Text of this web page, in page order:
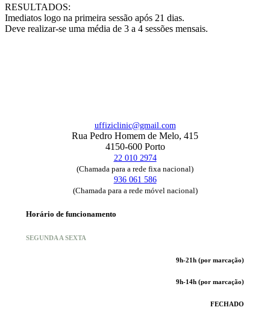
RESULTADOS:
Imediatos logo na primeira sessão após 21 dias.
Deve realizar-se uma média de 3 a 4 sessões mensais.
uffiziclinic@gmail.com
Rua Pedro Homem de Melo, 415
4150-600 Porto
22 010 2974
(Chamada para a rede fixa nacional)
936 061 586
(Chamada para a rede móvel nacional)
Horário de funcionamento
SEGUNDA A SEXTA
9h-21h (por marcação)
9h-14h (por marcação)
FECHADO